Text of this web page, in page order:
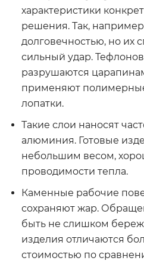
характеристики
решения. Так,
долговечностью, но их
сильный удар.
разрушаются
применяют
лопатки.
Такие слои наносят
алюминия. Готовые
небольшим весом,
проводимости тепла.
Каменные рабочие
сохраняют жар.
быть не слишком
изделия отличаются
стоимостью по